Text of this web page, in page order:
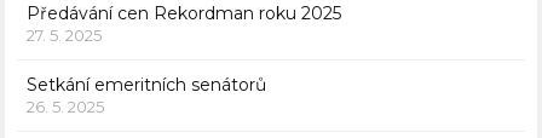
Předávání cen Rekordman roku 2025
27. 5. 2025
Setkání emeritních senátorů
26. 5. 2025